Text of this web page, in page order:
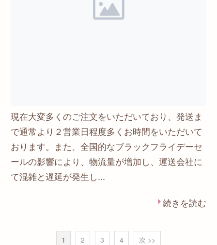
現在大変多くのご注文をいただいており、発送ま
で通常より２営業日程度多くお時間をいただいて
おります。また、全国的なブラックフライデーセ
ールの影響により、物流量が増加し、運送会社に
て混雑と遅延が発生し...
続きを読む
1 2 3 4 次 >>